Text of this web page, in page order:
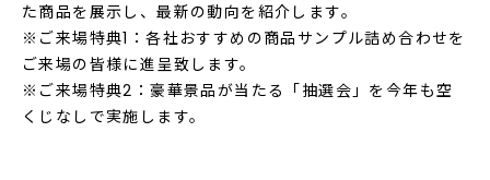
た商品を展示し、最新の動向を紹介します。
※ご来場特典1：各社おすすめの商品サンプル詰め合わせを
ご来場の皆様に進呈致します。
※ご来場特典2：豪華景品が当たる「抽選会」を今年も空
くじなしで実施します。